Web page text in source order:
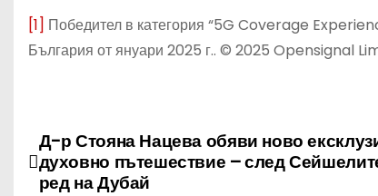
[1] Победител в категория “5G Coverage
България от януари 2025 г.. © 2025 Opensignal
Н
а
Д-р Стояна Нацева обяви ново
духовно пътешествие – след
ред на Дубай